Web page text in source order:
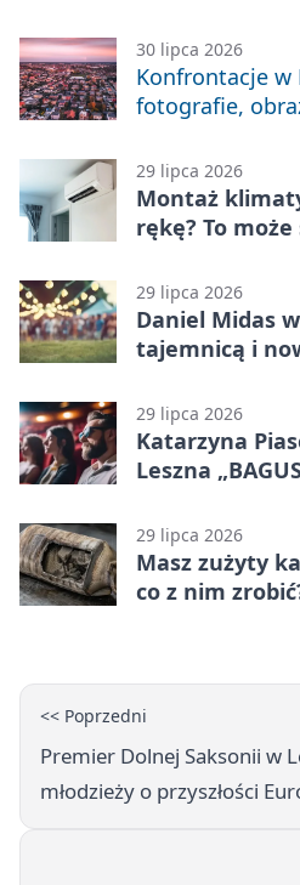
30 lipca 2026
Konfrontacje w
fotografie,
29 lipca 2026
Montaż
rękę? To
29 lipca 2026
Daniel Midas
tajemnicą i
29 lipca 2026
Katarzyna
Leszna
29 lipca 2026
Masz zużyty
co z nim
<< Poprzedni
Premier Dolnej Saksonii w
młodzieży o przyszłości